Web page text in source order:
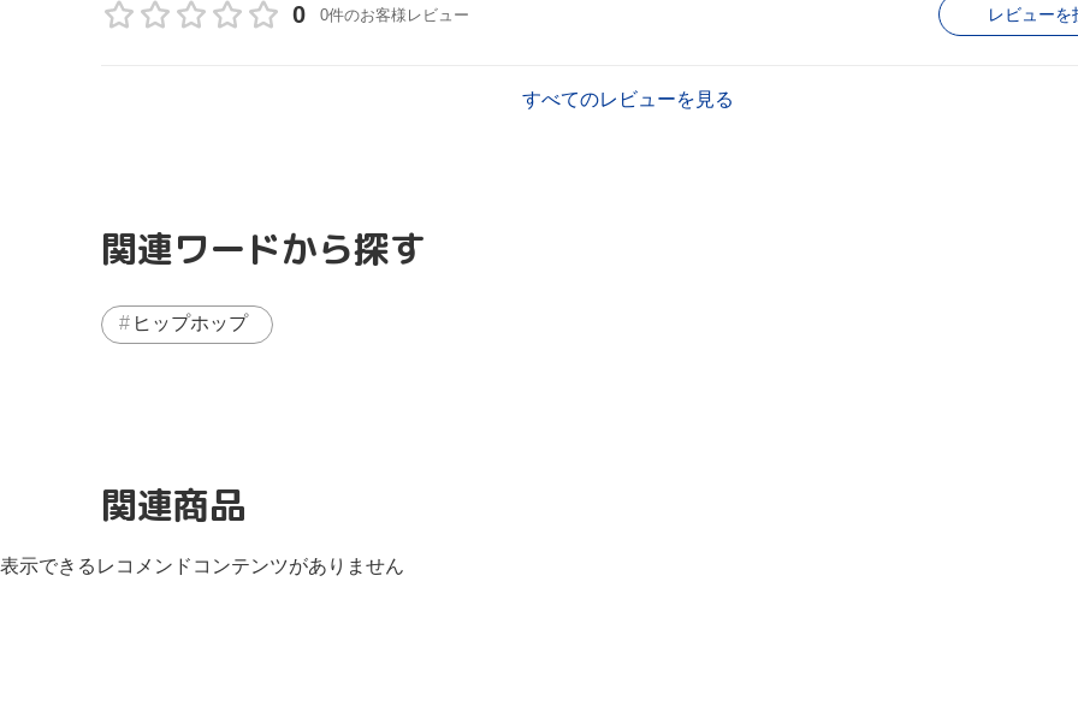
0 0件のお客様レビュー レビューを
すべてのレビューを見る
関連ワードから探す
ヒップホップ
関連商品
表示できるレコメンドコンテンツがありません